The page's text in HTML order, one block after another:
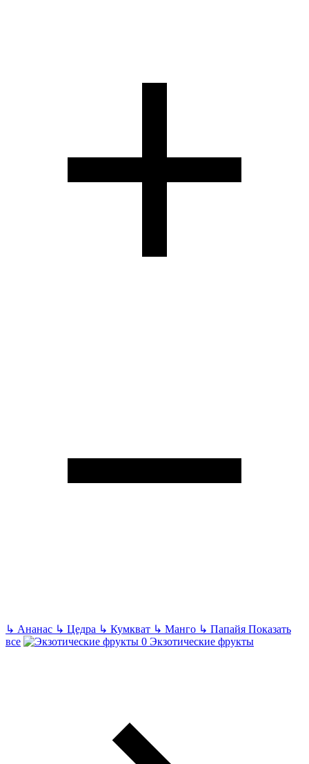
↳ Ананас ↳ Цедра ↳ Кумкват ↳ Манго ↳ Папайя Показать
все
Экзотические фрукты